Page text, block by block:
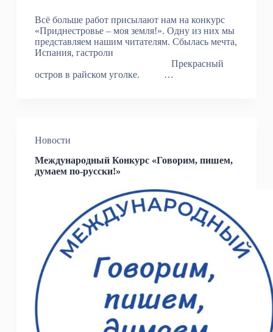
Всё больше работ присылают нам на конкурс
«Приднестровье – моя земля!». Одну из них мы
представляем нашим читателям. Сбылась мечта,
Испания, гастроли
Прекрасный
остров в райском уголке. …
Новости
Международный Конкурс «Говорим, пишем,
думаем по-русски!»